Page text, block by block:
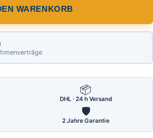
WARENKORB
📦
DHL · 24 h Versand
🛡
2 Jahre Garantie